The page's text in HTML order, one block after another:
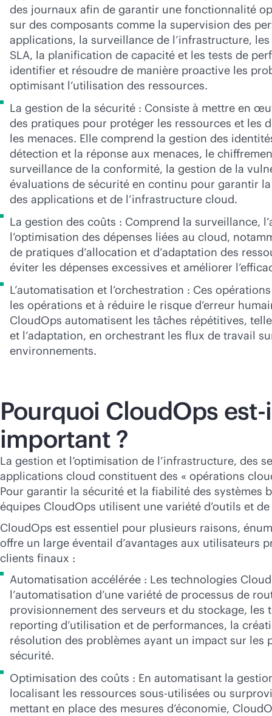
des journaux afin de garantir une fonctionnalité
sur des composants comme la supervision des
applications, la surveillance de l’infrastructure,
SLA, la planification de capacité et les tests de
identifier et résoudre de manière proactive les
optimisant l’utilisation des ressources.
La gestion de la sécurité : Consiste à mettre en
des pratiques pour protéger les ressources et les
les menaces. Elle comprend la gestion des
détection et la réponse aux menaces, le
surveillance de la conformité, la gestion de la
évaluations de sécurité en continu pour garantir
des applications et de l’infrastructure cloud.
La gestion des coûts : Comprend la surveillance,
l’optimisation des dépenses liées au cloud,
de pratiques d’allocation et d’adaptation des
éviter les dépenses excessives et améliorer
L’automatisation et l’orchestration : Ces
les opérations et à réduire le risque d’erreur
CloudOps automatisent les tâches répétitives,
et l’adaptation, en orchestrant les flux de travail
environnements.
Pourquoi CloudOps
important ?
La gestion et l’optimisation de l’infrastructure, des
applications cloud constituent des « opérations
Pour garantir la sécurité et la fiabilité des systèmes
équipes CloudOps utilisent une variété d’outils et
CloudOps est essentiel pour plusieurs raisons,
offre un large éventail d’avantages aux utilisateurs
clients finaux :
Automatisation accélérée : Les technologies
l’automatisation d’une variété de processus de
provisionnement des serveurs et du stockage, les
reporting d’utilisation et de performances, la
résolution des problèmes ayant un impact sur les
sécurité.
Optimisation des coûts : En automatisant la
localisant les ressources sous-utilisées ou
mettant en place des mesures d’économie,